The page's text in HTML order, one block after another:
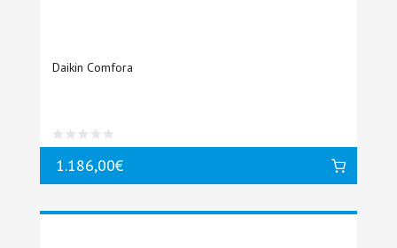
Daikin Comfora
1.186,00€